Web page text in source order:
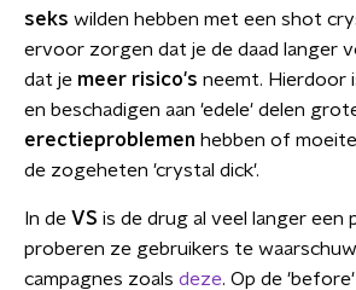
seks wilden hebben met een shot
ervoor zorgen dat je de daad langer
dat je meer risico's neemt. Hierdoor
en beschadigen aan 'edele' delen
erectieproblemen hebben of
de zogeheten 'crystal dick'.
In de VS is de drug al veel langer een
proberen ze gebruikers te
campagnes zoals deze. Op de